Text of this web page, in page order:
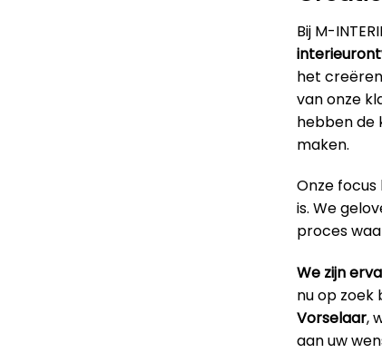
Bij M-
het
van onze
hebben de
maken.
Onze
is. We
proces
We zijn
nu op zoek
Vorselaar,
aan uw